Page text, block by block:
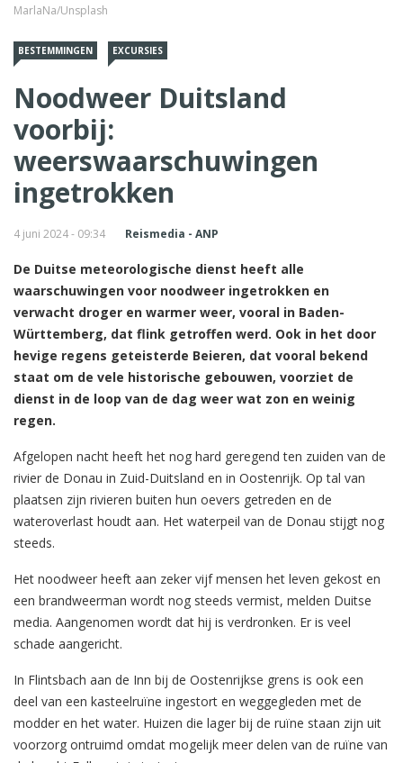
MarlaNa/Unsplash
BESTEMMINGEN EXCURSIES
Noodweer Duitsland
voorbij:
weerswaarschuwingen
ingetrokken
4 juni 2024 - 09:34 Reismedia - ANP
De Duitse meteorologische dienst heeft alle
waarschuwingen voor noodweer ingetrokken en
verwacht droger en warmer weer, vooral in Baden-
Württemberg, dat flink getroffen werd. Ook in het door
hevige regens geteisterde Beieren, dat vooral bekend
staat om de vele historische gebouwen, voorziet de
dienst in de loop van de dag weer wat zon en weinig
regen.
Afgelopen nacht heeft het nog hard geregend ten zuiden van de
rivier de Donau in Zuid-Duitsland en in Oostenrijk. Op tal van
plaatsen zijn rivieren buiten hun oevers getreden en de
wateroverlast houdt aan. Het waterpeil van de Donau stijgt nog
steeds.
Het noodweer heeft aan zeker vijf mensen het leven gekost en
een brandweerman wordt nog steeds vermist, melden Duitse
media. Aangenomen wordt dat hij is verdronken. Er is veel
schade aangericht.
In Flintsbach aan de Inn bij de Oostenrijkse grens is ook een
deel van een kasteelruïne ingestort en weggegleden met de
modder en het water. Huizen die lager bij de ruïne staan zijn uit
voorzorg ontruimd omdat mogelijk meer delen van de ruïne van